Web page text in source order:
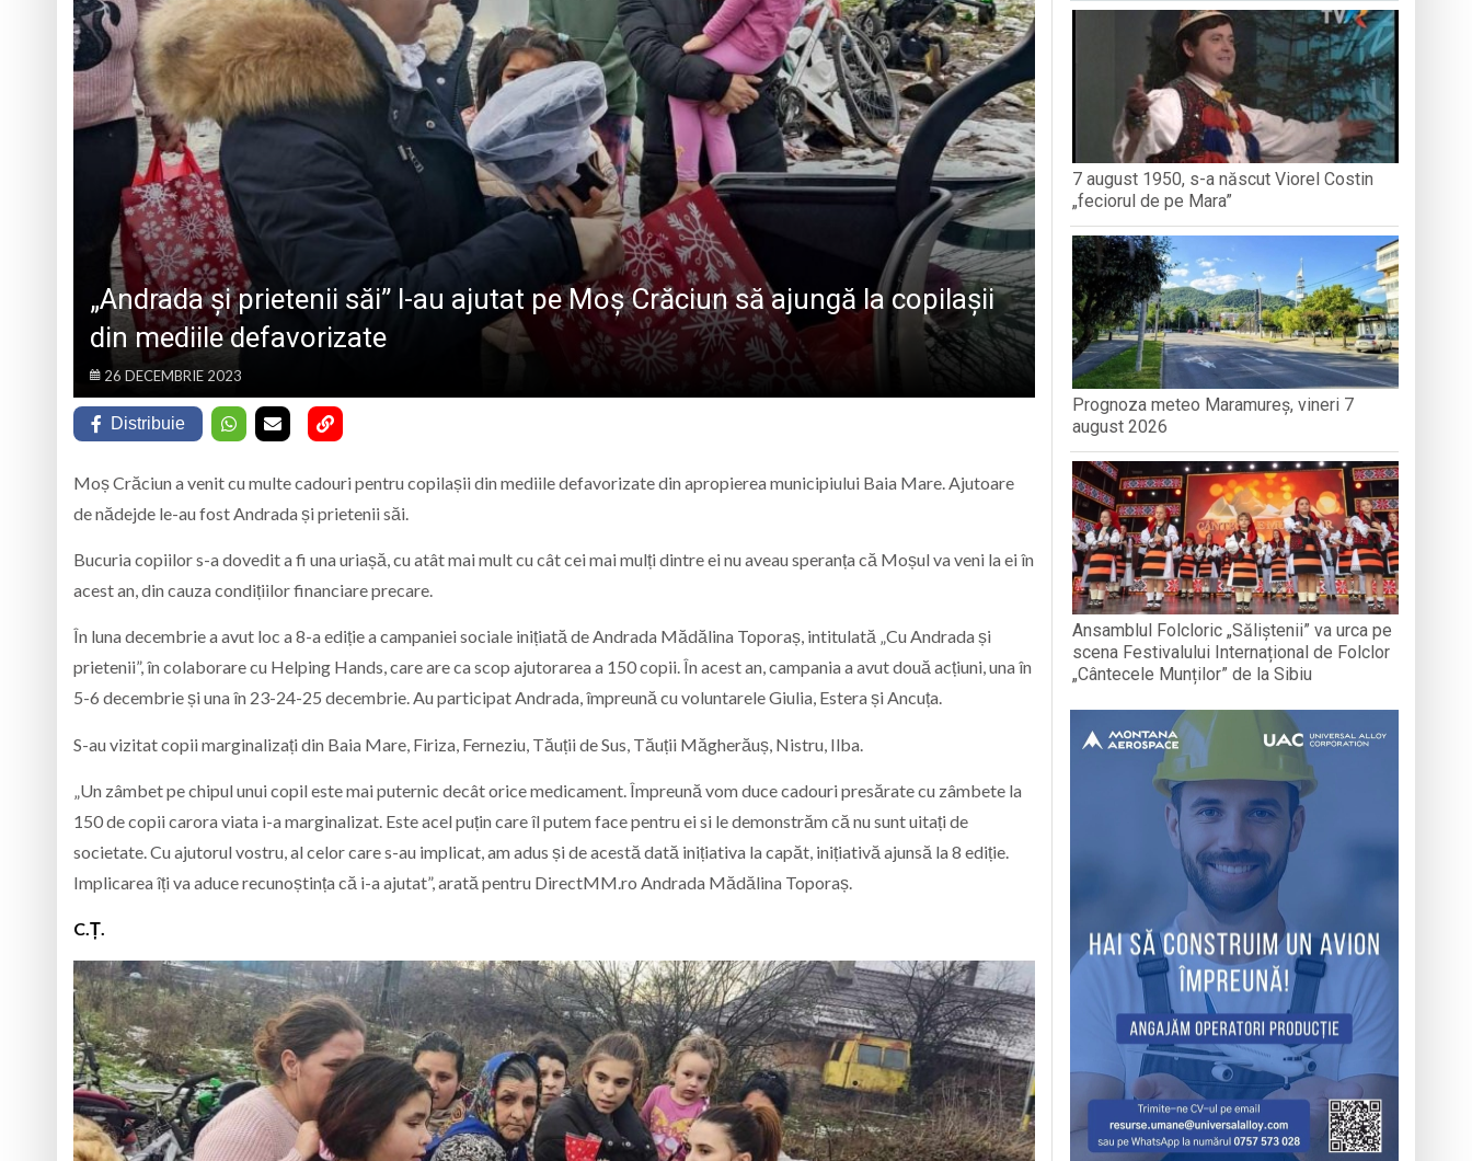
Caravana Cloud Regional Nord-Vest în Baia Mare: Un pas spre digitalizarea administrației publice
Trei seri despre gândire, emoții și sănătate, la Vișeu de Sus
Eveniment special la Baia Mare, la 570 de ani de la moartea lui Iancu de Hunedoara
„Zilele Moiseiului” se vor desfășura în perioada 14–16 august
„Andrada și prietenii săi” l-au ajutat pe Moș Crăciun să ajungă la copilașii
din mediile defavorizate
26 DECEMBRIE 2023
Distribuie
Moș Crăciun a venit cu multe cadouri pentru copilașii din mediile defavorizate din apropierea municipiului Baia Mare. Ajutoare
de nădejde le-au fost Andrada și prietenii săi.
Bucuria copiilor s-a dovedit a fi una uriașă, cu atât mai mult cu cât cei mai mulți dintre ei nu aveau speranța că Moșul va veni la ei în
acest an, din cauza condițiilor financiare precare.
În luna decembrie a avut loc a 8-a ediție a campaniei sociale inițiată de Andrada Mădălina Toporaș, intitulată „Cu Andrada și
prietenii”, în colaborare cu Helping Hands, care are ca scop ajutorarea a 150 copii. În acest an, campania a avut două acțiuni, una în
5-6 decembrie și una în 23-24-25 decembrie. Au participat Andrada, împreună cu voluntarele Giulia, Estera și Ancuța.
S-au vizitat copii marginalizați din Baia Mare, Firiza, Ferneziu, Tăuții de Sus, Tăuții Măgherăuș, Nistru, Ilba.
„Un zâmbet pe chipul unui copil este mai puternic decât orice medicament. Împreună vom duce cadouri presărate cu zâmbete la
150 de copii carora viata i-a marginalizat. Este acel puțin care îl putem face pentru ei si le demonstrăm că nu sunt uitați de
societate. Cu ajutorul vostru, al celor care s-au implicat, am adus și de acestă dată inițiativa la capăt, inițiativă ajunsă la 8 ediție.
Implicarea îți va aduce recunoștința că i-a ajutat”, arată pentru DirectMM.ro Andrada Mădălina Toporaș.
C.Ț.
7 august 1950, s-a născut Viorel Costin
„feciorul de pe Mara”
Prognoza meteo Maramureș, vineri 7
august 2026
Ansamblul Folcloric „Săliștenii” va urca pe
scena Festivalului Internațional de Folclor
„Cântecele Munților” de la Sibiu